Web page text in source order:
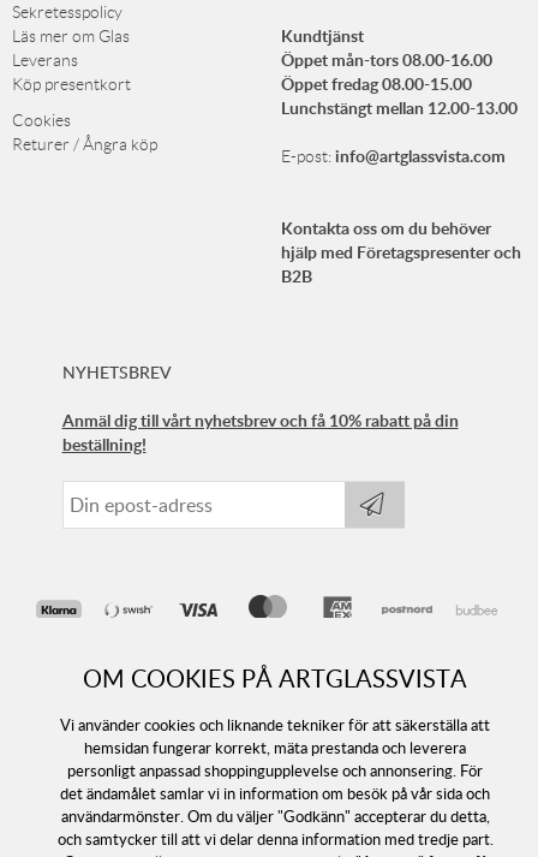
OM COOKIES PÅ ARTGLASSVISTA
Vi använder cookies och liknande tekniker för att säkerställa att
hemsidan fungerar korrekt, mäta prestanda och leverera
personligt anpassad shoppingupplevelse och annonsering. För
det ändamålet samlar vi in information om besök på vår sida och
användarmönster. Om du väljer "Godkänn" accepterar du detta,
och samtycker till att vi delar denna information med tredje part.
Sekretesspolicy
Läs mer om Glas
Leverans
Köp presentkort
Cookies
Returer / Ångra köp
Kundtjänst
Öppet mån-tors 08.00-16.00
Öppet fredag 08.00-15.00
Lunchstängt mellan 12.00-13.00
E-post:info@artglassvista.com
Kontakta oss om du behöver
hjälp med Företagspresenter och
B2B
NYHETSBREV
Anmäl dig till vårt nyhetsbrev och få 10% rabatt på din
beställning!
Följ oss